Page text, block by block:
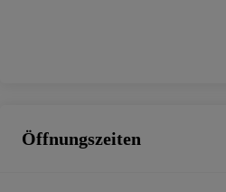
Öffnungszeiten